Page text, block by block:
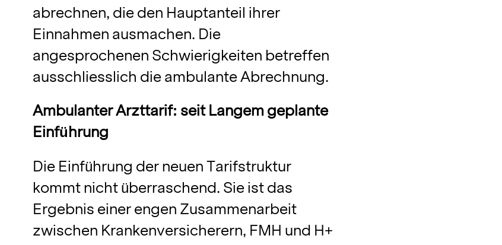
abrechnen, die den Hauptanteil ihrer
Einnahmen ausmachen. Die
angesprochenen Schwierigkeiten betreffen
ausschliesslich die ambulante Abrechnung.
Ambulanter Arzttarif: seit Langem geplante
Einführung
Die Einführung der neuen Tarifstruktur
kommt nicht überraschend. Sie ist das
Ergebnis einer engen Zusammenarbeit
zwischen Krankenversicherern, FMH und H+